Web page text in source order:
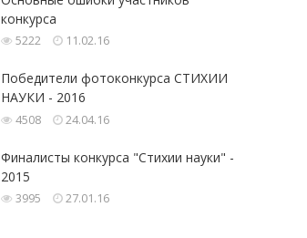
конкурса
5222 11.02.16
Победители фотоконкурса СТИХИИ
НАУКИ - 2016
4508 24.04.16
Финалисты конкурса "Стихии науки" -
2015
3995 27.01.16